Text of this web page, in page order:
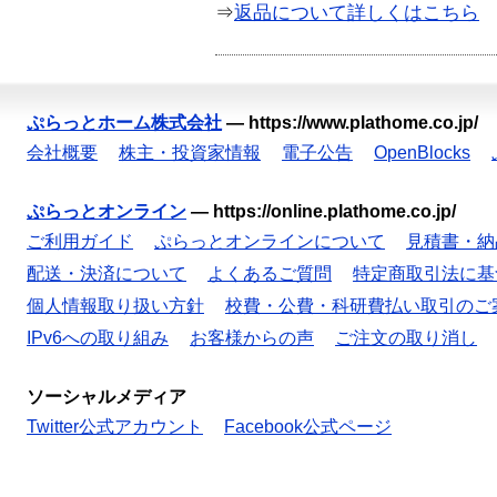
⇒返品について詳しくはこちら
ぷらっとホーム株式会社 — https://www.plathome.co.jp/
会社概要
株主・投資家情報 電子公告 OpenBlocks
ぷらっとオンライン — https://online.plathome.co.jp/
ご利用ガイド
ぷらっとオンラインについて
見積書・
配送・決済について
よくあるご質問
特定商取引法に
個人情報取り扱い方針
校費・公費・科研費払い取引のご
IPv6への取り組み
お客様からの声 ご注文の取り消し
ソーシャルメディア
Twitter公式アカウント
Facebook公式ページ